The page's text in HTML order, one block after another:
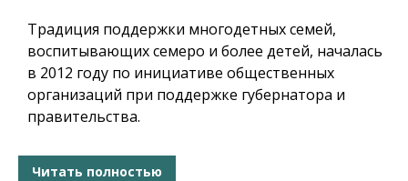
Традиция поддержки многодетных семей,
воспитывающих семеро и более детей, началась
в 2012 году по инициативе общественных
организаций при поддержке губернатора и
правительства.
Читать полностью